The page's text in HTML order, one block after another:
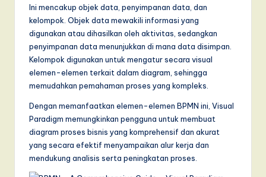
Ini mencakup objek data, penyimpanan data, dan
kelompok. Objek data mewakili informasi yang
digunakan atau dihasilkan oleh aktivitas, sedangkan
penyimpanan data menunjukkan di mana data disimpan.
Kelompok digunakan untuk mengatur secara visual
elemen-elemen terkait dalam diagram, sehingga
memudahkan pemahaman proses yang kompleks.
Dengan memanfaatkan elemen-elemen BPMN ini, Visual
Paradigm memungkinkan pengguna untuk membuat
diagram proses bisnis yang komprehensif dan akurat
yang secara efektif menyampaikan alur kerja dan
mendukung analisis serta peningkatan proses.